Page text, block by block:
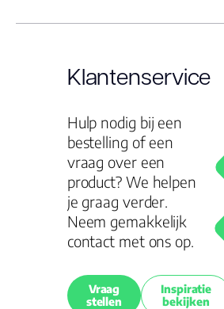
Klantenservice
Hulp nodig bij een
bestelling of een
vraag over een
product? We helpen
je graag verder.
Neem gemakkelijk
contact met ons op.
Vraag
stellen
Inspiratie
bekijken